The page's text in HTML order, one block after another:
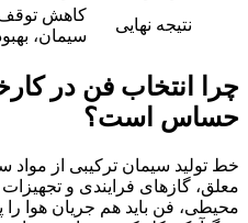
نتیجه نهایی
کاهش توقف
سیمان،
چرا انتخاب فن در
حساس است؟
خط تولید سیمان ترکیبی از مواد
معلق، گازهای فرایندی و
محیطی، فن باید هم جریان هوا را